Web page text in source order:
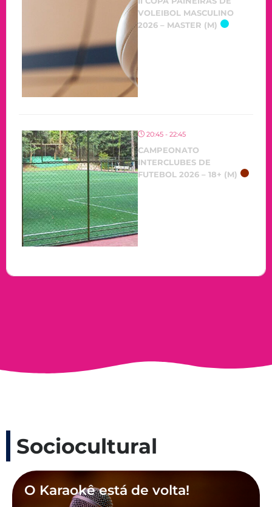
VOLEIBOL MASCULINO
2026 – MASTER (M)
20:45 - 22:45
CAMPEONATO
INTERCLUBES DE
FUTEBOL 2026 – 18+ (M)
Sociocultural
O Karaokê está de volta!